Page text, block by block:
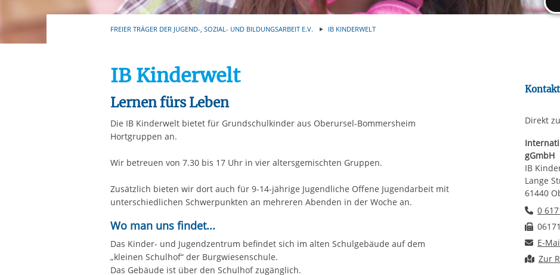
Ihre etwaige Einwilligung erstreckt sich nicht auf notwendige Cookies, die erforderlich zur
der von Ihnen aufgerufenen und somit gewünschten Website-Funktionen sind. Diese Cookies
aufgrund berechtigter Interessen und daher unabhängig von einer Einwilligung.
Automatische
FREIER TRÄGER DER JUGEND-, SOZIAL- UND BILDUNGSARBEIT E.V. IB KINDERWELT
IB Kinderwelt
Lernen fürs Leben
Die IB Kinderwelt bietet für Grundschulkinder aus Oberursel-Bommersheim
Hortgruppen an.
Wir betreuen von 7.30 bis 17 Uhr in vier altersgemischten Gruppen.
Zusätzlich bieten wir dort auch für 9-14-jährige Jugendliche Offene Jugendarbeit mit
unterschiedlichen Schwerpunkten an mehreren Abenden in der Woche an.
Wo man uns findet...
Das Kinder- und Jugendzentrum befindet sich im alten Schulgebäude auf dem
„kleinen Schulhof“ der Burgwiesenschule.
Das Gebäude ist über den Schulhof zugänglich.
Kontakt
Direkt
gGmbH
IB
Lange
61440
0
E-Mail
E-
Zur